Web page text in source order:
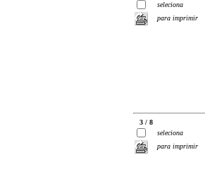
seleciona
para imprimir
3 / 8
seleciona
para imprimir